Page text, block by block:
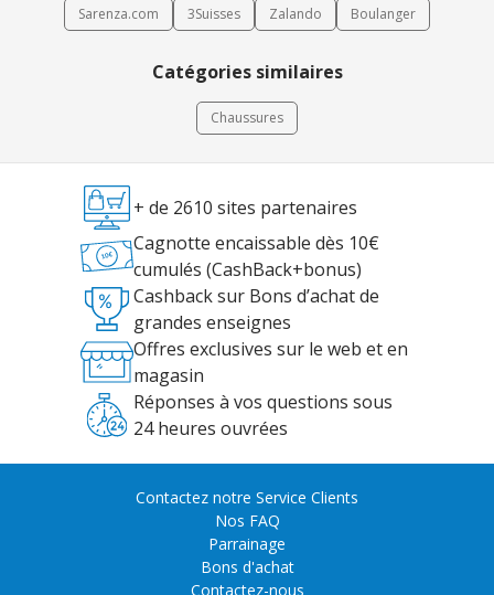
Sarenza.com
3Suisses Zalando Boulanger
Catégories similaires
Chaussures
+ de 2610 sites partenaires
Cagnotte encaissable dès 10€
cumulés (CashBack+bonus)
Cashback sur Bons d’achat de
grandes enseignes
Offres exclusives sur le web et en
magasin
Réponses à vos questions sous
24 heures ouvrées
Contactez notre Service Clients
Nos FAQ
Parrainage
Bons d'achat
Contactez-nous